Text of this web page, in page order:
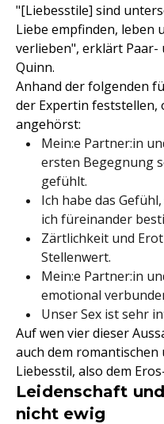
"[Liebesstile] sind
Liebe empfinden, leben
verlieben", erklärt Paar-
Quinn.
Anhand der folgenden
der Expertin feststellen,
angehörst:
Mein:e Partner:in
ersten Begegnung
gefühlt.
Ich habe das
ich füreinander
Zärtlichkeit und
Stellenwert.
Mein:e Partner:in
emotional
Unser Sex ist sehr
Auf wen vier dieser
auch dem
Liebesstil, also dem
Leidenschaft
nicht ewig